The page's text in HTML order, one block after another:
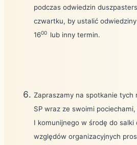
podczas odwiedzin
czwartku, by ustalić
1600 lub inny termin.
Zapraszamy na spotkanie tych
SP wraz ze swoimi
I komunijnego w środę do salki
względów organizacyjnych